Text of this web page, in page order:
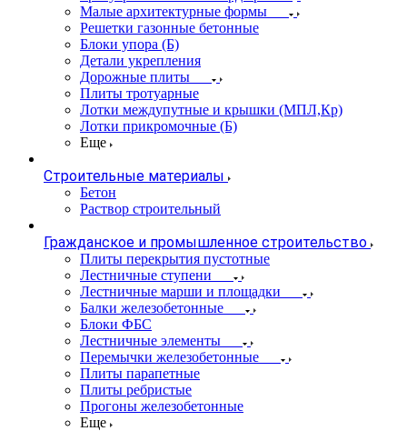
Малые архитектурные формы
Решетки газонные бетонные
Блоки упора (Б)
Детали укрепления
Дорожные плиты
Плиты тротуарные
Лотки междупутные и крышки (МПЛ,Кр)
Лотки прикромочные (Б)
Еще
Строительные материалы
Бетон
Раствор строительный
Гражданское и промышленное строительство
Плиты перекрытия пустотные
Лестничные ступени
Лестничные марши и площадки
Балки железобетонные
Блоки ФБС
Лестничные элементы
Перемычки железобетонные
Плиты парапетные
Плиты ребристые
Прогоны железобетонные
Еще